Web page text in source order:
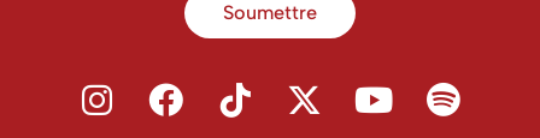
Soumettre